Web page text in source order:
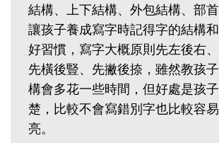
結構、上下結構、外包結構、部
讓孩子養成寫字時記得字的結構
好習慣，寫字大概原則先左後右、
先橫後豎、先撇後捺，雖然教孩
構會多花一些時間，但好處是孩
楚，比較不會寫錯別字也比較容
亮。